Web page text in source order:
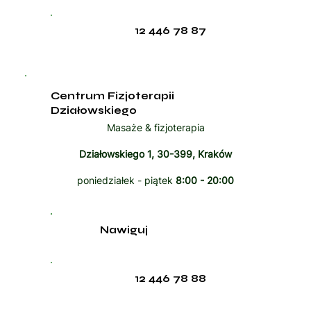
12 446 78 87
Centrum Fizjoterapii
Działowskiego
Masaże & fizjoterapia
Działowskiego 1, 30-399, Kraków
poniedziałek - piątek 8:00 - 20:00
12 446 78 88
Nawiguj